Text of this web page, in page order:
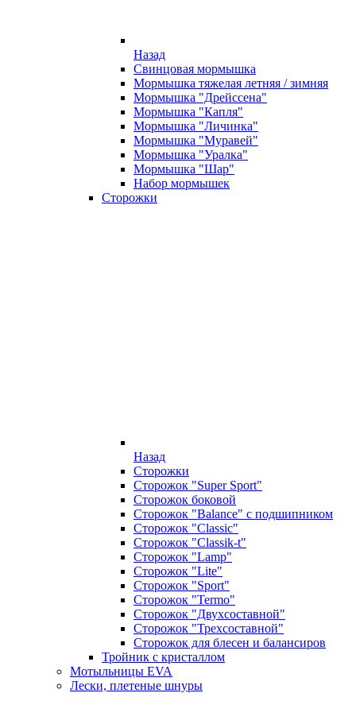
Назад
Свинцовая мормышка
Мормышка тяжелая летняя / зимняя
Мормышка "Дрейссена"
Мормышка "Капля"
Мормышка "Личинка"
Мормышка "Муравей"
Мормышка "Уралка"
Мормышка "Шар"
Набор мормышек
Сторожки
Назад
Сторожки
Сторожок "Super Sport"
Сторожок боковой
Сторожок "Balance" с подшипником
Сторожок "Classic"
Сторожок "Classik-t"
Сторожок "Lamp"
Сторожок "Lite"
Сторожок "Sport"
Сторожок "Termo"
Сторожок "Двухсоставной"
Сторожок "Трехсоставной"
Сторожок для блесен и балансиров
Тройник с кристаллом
Мотыльницы EVA
Лески, плетеные шнуры